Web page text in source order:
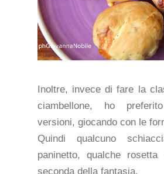
Inoltre, invece di fare la
ciambellone, ho
versioni, giocando con le
Quindi qualcuno
paninetto, qualche
seconda della fantasia.